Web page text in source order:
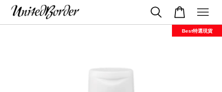
Best特選現貨